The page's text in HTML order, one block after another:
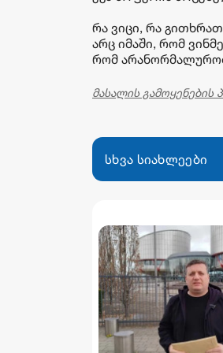
რა ვიცი, რა
არც იმაში, რომ
რომ
მასალის გამოყენების
სხვა სიახლეები